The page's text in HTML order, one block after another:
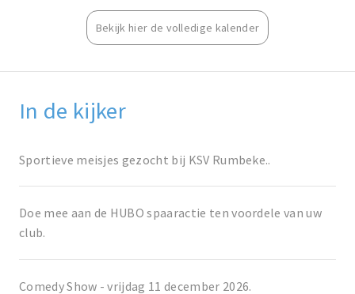
Bekijk hier de volledige kalender
In de kijker
Sportieve meisjes gezocht bij KSV Rumbeke..
Doe mee aan de HUBO spaaractie ten voordele van uw
club.
Comedy Show - vrijdag 11 december 2026.